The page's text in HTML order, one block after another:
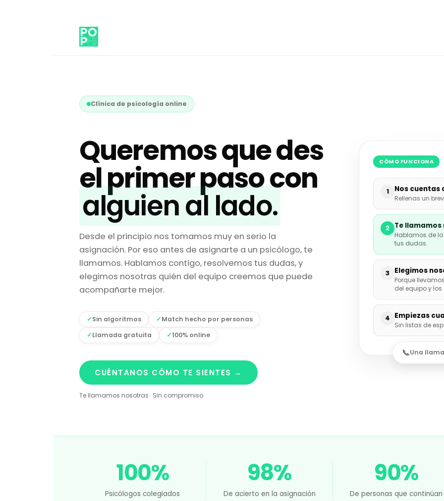
Clínica de psicología online
Queremos que des
el primer paso con
alguien al lado.
Desde el principio nos tomamos muy en serio la
asignación. Por eso antes de asignarte a un psicólogo, te
llamamos. Hablamos contigo, resolvemos tus dudas, y
elegimos nosotras quién del equipo creemos que puede
acompañarte mejor.
Sin algoritmos
Match hecho por personas
Llamada gratuita
100% online
CUÉNTANOS CÓMO TE SIENTES →
Te llamamos nosotras · Sin compromiso
CÓMO FUNCIONA
1 Nos cuentas
Rellenas un
2 Te
Hablamos de
tus dudas.
3 Elegimos
Porque
del equipo y
4 Empiezas
Sin listas de
Una
100%
Psicólogos colegiados
98%
De acierto en la asignación
90%
De personas que continúan